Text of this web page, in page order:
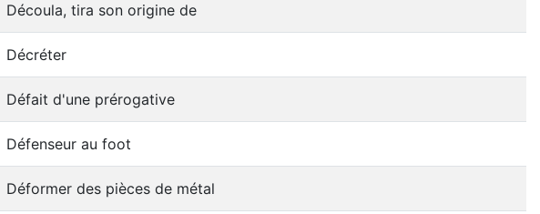
Découla, tira son origine de
Décréter
Défait d'une prérogative
Défenseur au foot
Déformer des pièces de métal